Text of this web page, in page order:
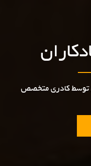
توسط کادری متخصص